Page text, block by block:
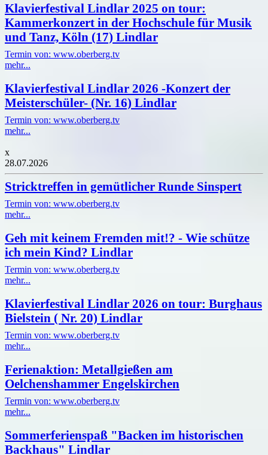
Klavierfestival Lindlar 2025 on tour:
Kammerkonzert in der Hochschule für Musik
und Tanz, Köln (17) Lindlar
Termin von: www.oberberg.tv
mehr...
Klavierfestival Lindlar 2026 -Konzert der
Meisterschüler- (Nr. 16) Lindlar
Termin von: www.oberberg.tv
mehr...
x
28.07.2026
Stricktreffen in gemütlicher Runde Sinspert
Termin von: www.oberberg.tv
mehr...
Geh mit keinem Fremden mit!? - Wie schütze
ich mein Kind? Lindlar
Termin von: www.oberberg.tv
mehr...
Klavierfestival Lindlar 2026 on tour: Burghaus
Bielstein ( Nr. 20) Lindlar
Termin von: www.oberberg.tv
mehr...
Ferienaktion: Metallgießen am
Oelchenshammer Engelskirchen
Termin von: www.oberberg.tv
mehr...
Sommerferienspaß "Backen im historischen
Backhaus" Lindlar